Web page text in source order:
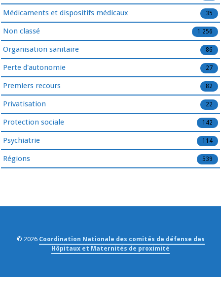
Médicaments et dispositifs médicaux 35
Non classé 1 256
Organisation sanitaire 86
Perte d'autonomie 27
Premiers recours 82
Privatisation 22
Protection sociale 142
Psychiatrie 114
Régions 539
© 2026 Coordination Nationale des comités de défense des
Hôpitaux et Maternités de proximité